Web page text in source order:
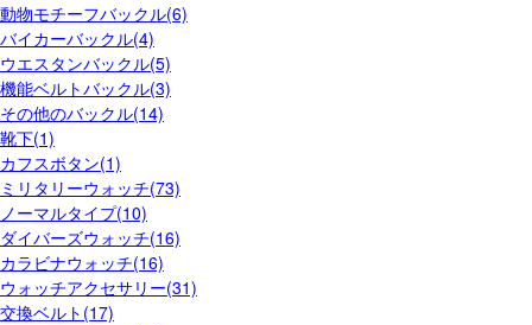
動物モチーフバックル(6)
バイカーバックル(4)
ウエスタンバックル(5)
機能ベルトバックル(3)
その他のバックル(14)
靴下(1)
カフスボタン(1)
ミリタリーウォッチ(73)
ノーマルタイプ(10)
ダイバーズウォッチ(16)
カラビナウォッチ(16)
ウォッチアクセサリー(31)
交換ベルト(17)